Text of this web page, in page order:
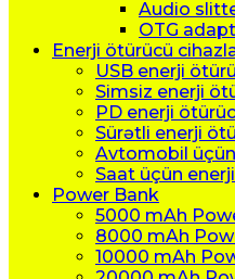
Audio
OTG
Enerji ötürücü
USB enerji
Simsiz enerji
PD enerji
Sürətli enerji
Avtomobil
Saat üçün
Power Bank
5000 mAh
8000 mAh
10000 mAh